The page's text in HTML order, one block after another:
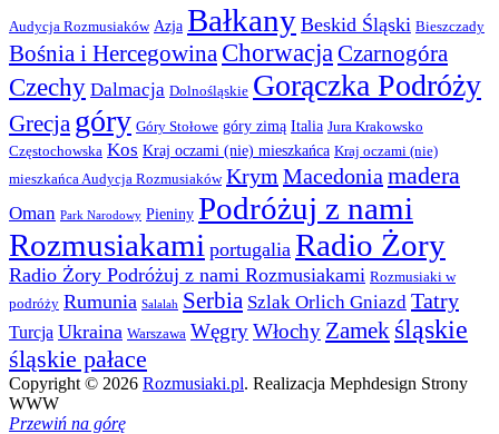
Audycja Rozmusiaków Azja Bałkany Beskid Śląski Bieszczady
Bośnia i Hercegowina Chorwacja Czarnogóra
Czechy Dalmacja Dolnośląskie Gorączka Podróży
Grecja góry Góry Stołowe góry zimą Italia Jura Krakowsko
Częstochowska Kos Kraj oczami (nie) mieszkańca Kraj oczami (nie)
mieszkańca Audycja Rozmusiaków Krym Macedonia madera
Oman Park Narodowy Pieniny Podróżuj z nami
Rozmusiakami portugalia Radio Żory
Radio Żory Podróżuj z nami Rozmusiakami Rozmusiaki w
podróży Rumunia Salalah Serbia Szlak Orlich Gniazd Tatry
Turcja Ukraina Warszawa WęgryWłochy Zamek śląskie
śląskie pałace
Copyright © 2026 Rozmusiaki.pl. Realizacja Mephdesign Strony
WWW
Przewiń na górę